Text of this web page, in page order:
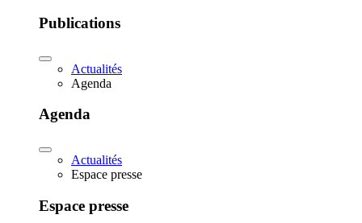
Publications
Actualités
Agenda
Agenda
Actualités
Espace presse
Espace presse